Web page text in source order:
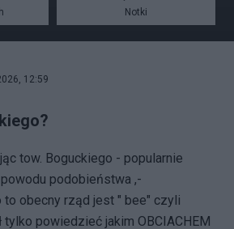
Notki
12:59
tow. Boguckiego - popularnie
podobieństwa ,-
to obecny rząd jest " bee" czyli
tylko powiedzieć jakim OBCIACHEM